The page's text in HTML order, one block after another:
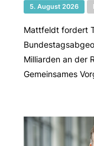
5. August 2026
Mattfeldt fordert
Milliarden an der
Gemeinsames